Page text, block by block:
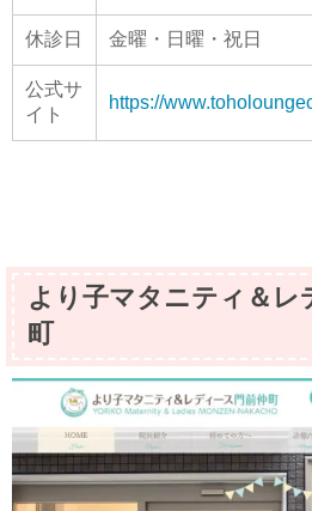
休診日 金曜・日曜・祝日
公式サ
イト
https://
より子マタニティ＆レ
町